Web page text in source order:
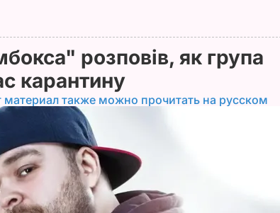
розповів, як група
карантину
материал также можно прочитать на русском